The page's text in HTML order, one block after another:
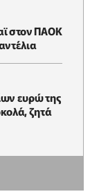
στον ΠΑΟΚ
ευρώ της
ζητά